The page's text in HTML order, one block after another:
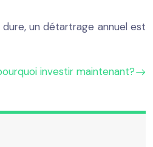
un détartrage annuel est
investir maintenant?